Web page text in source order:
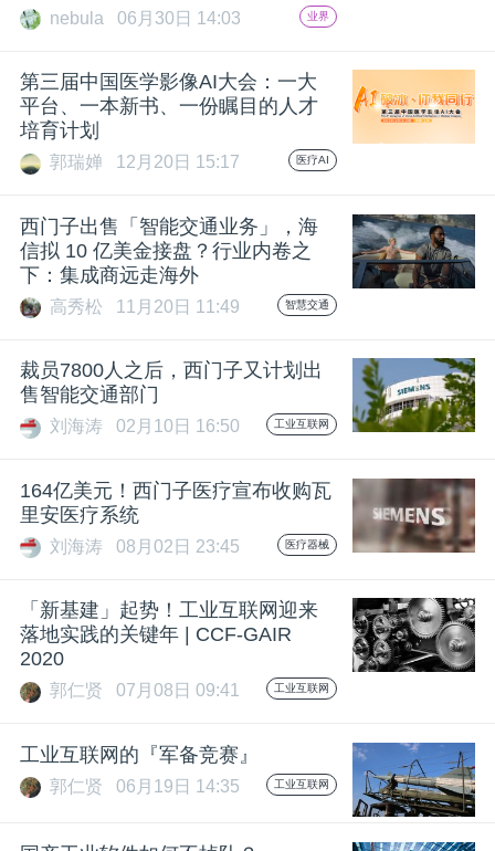
GAIR
专
题
爱
搞
nebula 06月30日 14:03 业界
第三届中国医学影像AI大会：一大
平台、一本新书、一份瞩目的人才
培育计划
郭瑞婵 12月20日 15:17 医疗AI
西门子出售「智能交通业务」，海
信拟 10 亿美金接盘？行业内卷之
下：集成商远走海外
高秀松 11月20日 11:49 智慧交通
裁员7800人之后，西门子又计划出
售智能交通部门
刘海涛 02月10日 16:50 工业互联网
164亿美元！西门子医疗宣布收购瓦
里安医疗系统
刘海涛 08月02日 23:45 医疗器械
「新基建」起势！工业互联网迎来
落地实践的关键年 | CCF-GAIR
2020
郭仁贤 07月08日 09:41 工业互联网
工业互联网的『军备竞赛』
郭仁贤 06月19日 14:35 工业互联网